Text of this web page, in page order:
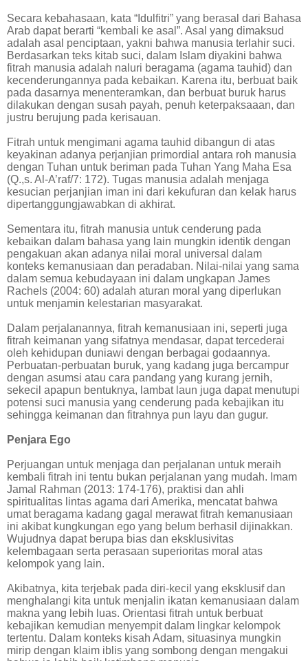
Secara kebahasaan, kata “Idulfitri” yang berasal dari Bahasa
Arab dapat berarti “kembali ke asal”. Asal yang dimaksud
adalah asal penciptaan, yakni bahwa manusia terlahir suci.
Berdasarkan teks kitab suci, dalam Islam diyakini bahwa
fitrah manusia adalah naluri beragama (agama tauhid) dan
kecenderungannya pada kebaikan. Karena itu, berbuat baik
pada dasarnya menenteramkan, dan berbuat buruk harus
dilakukan dengan susah payah, penuh keterpaksaaan, dan
justru berujung pada kerisauan.
Fitrah untuk mengimani agama tauhid dibangun di atas
keyakinan adanya perjanjian primordial antara roh manusia
dengan Tuhan untuk beriman pada Tuhan Yang Maha Esa
(Q.,s. Al-A’raf/7: 172). Tugas manusia adalah menjaga
kesucian perjanjian iman ini dari kekufuran dan kelak harus
dipertanggungjawabkan di akhirat.
Sementara itu, fitrah manusia untuk cenderung pada
kebaikan dalam bahasa yang lain mungkin identik dengan
pengakuan akan adanya nilai moral universal dalam
konteks kemanusiaan dan peradaban. Nilai-nilai yang sama
dalam semua kebudayaan ini dalam ungkapan James
Rachels (2004: 60) adalah aturan moral yang diperlukan
untuk menjamin kelestarian masyarakat.
Dalam perjalanannya, fitrah kemanusiaan ini, seperti juga
fitrah keimanan yang sifatnya mendasar, dapat tercederai
oleh kehidupan duniawi dengan berbagai godaannya.
Perbuatan-perbuatan buruk, yang kadang juga bercampur
dengan asumsi atau cara pandang yang kurang jernih,
sekecil apapun bentuknya, lambat laun juga dapat menutupi
potensi suci manusia yang cenderung pada kebajikan itu
sehingga keimanan dan fitrahnya pun layu dan gugur.
Penjara Ego
Perjuangan untuk menjaga dan perjalanan untuk meraih
kembali fitrah ini tentu bukan perjalanan yang mudah. Imam
Jamal Rahman (2013: 174-176), praktisi dan ahli
spiritualitas lintas agama dari Amerika, mencatat bahwa
umat beragama kadang gagal merawat fitrah kemanusiaan
ini akibat kungkungan ego yang belum berhasil dijinakkan.
Wujudnya dapat berupa bias dan eksklusivitas
kelembagaan serta perasaan superioritas moral atas
kelompok yang lain.
Akibatnya, kita terjebak pada diri-kecil yang eksklusif dan
menghalangi kita untuk menjalin ikatan kemanusiaan dalam
makna yang lebih luas. Orientasi fitrah untuk berbuat
kebajikan kemudian menyempit dalam lingkar kelompok
tertentu. Dalam konteks kisah Adam, situasinya mungkin
mirip dengan klaim iblis yang sombong dengan mengakui